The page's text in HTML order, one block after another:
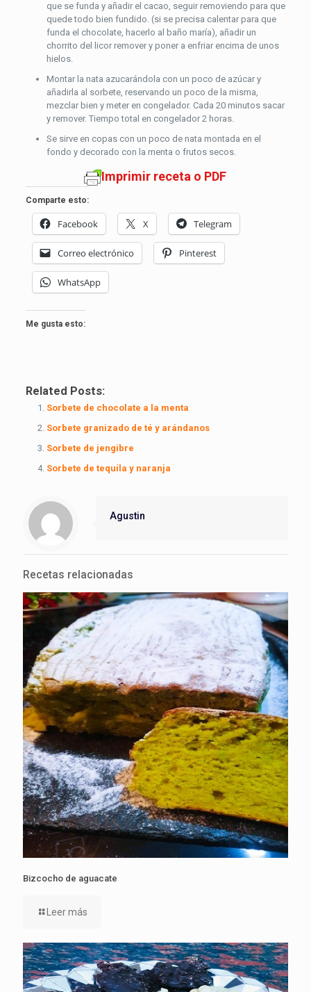
que se funda y añadir el cacao, seguir removiendo para que
quede todo bien fundido. (si se precisa calentar para que
funda el chocolate, hacerlo al baño maría), añadir un
chorrito del licor remover y poner a enfriar encima de unos
hielos.
Montar la nata azucarándola con un poco de azúcar y
añadirla al sorbete, reservando un poco de la misma,
mezclar bien y meter en congelador. Cada 20 minutos sacar
y remover. Tiempo total en congelador 2 horas.
Se sirve en copas con un poco de nata montada en el
fondo y decorado con la menta o frutos secos.
Imprimir receta o PDF
Comparte esto:
Facebook X Telegram
Correo electrónico Pinterest
WhatsApp
Me gusta esto:
Related Posts:
Sorbete de chocolate a la menta
Sorbete granizado de té y arándanos
Sorbete de jengibre
Sorbete de tequila y naranja
Agustin
Recetas relacionadas
Bizcocho de aguacate
Leer más